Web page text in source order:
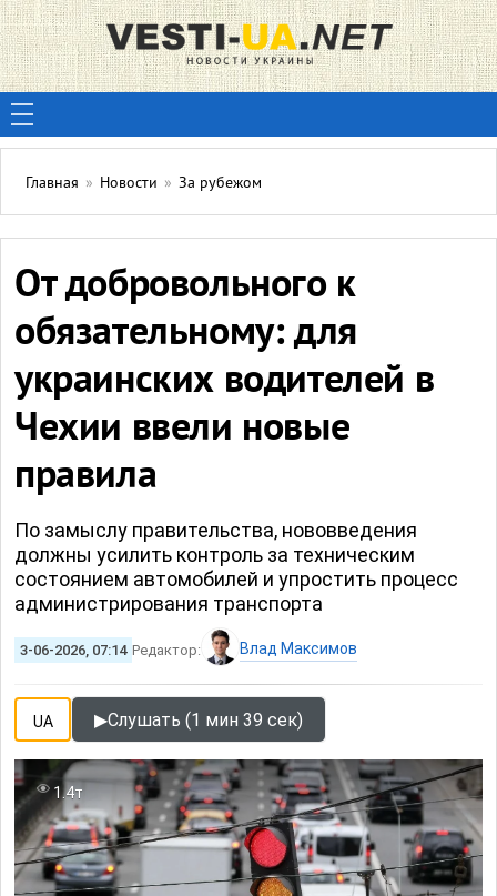
Главная » Новости » За рубежом
От добровольного к
обязательному: для
украинских водителей в
Чехии ввели новые
правила
По замыслу правительства, нововведения
должны усилить контроль за техническим
состоянием автомобилей и упростить процесс
администрирования транспорта
3-06-2026, 07:14 Редактор: Влад Максимов
UA ▶Слушать (1 мин 39 сек)
1.4т